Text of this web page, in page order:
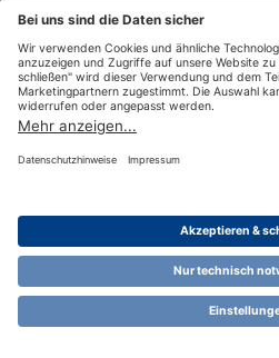
Nutzungsbestimmungen
Community-Software: